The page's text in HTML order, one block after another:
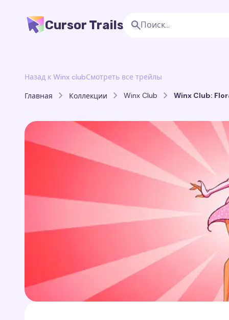
Cursor Trails
Назад к Winx clubСмотреть все трейлы
Главная Коллекции Winx Club Winx Club: